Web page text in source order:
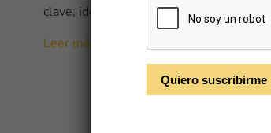
clave, ideas y oportunidades estratégicas.
Leer más